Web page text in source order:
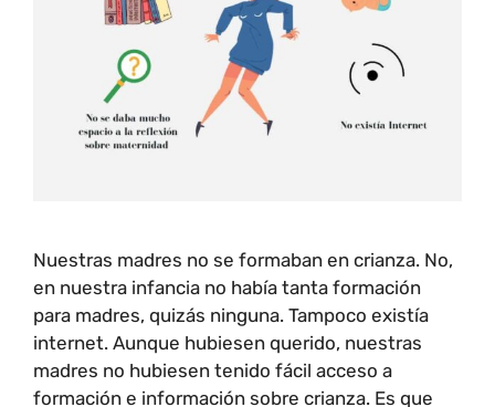
Nuestras madres no se formaban en crianza. No,
en nuestra infancia no había tanta formación
para madres, quizás ninguna. Tampoco existía
internet. Aunque hubiesen querido, nuestras
madres no hubiesen tenido fácil acceso a
formación e información sobre crianza. Es que